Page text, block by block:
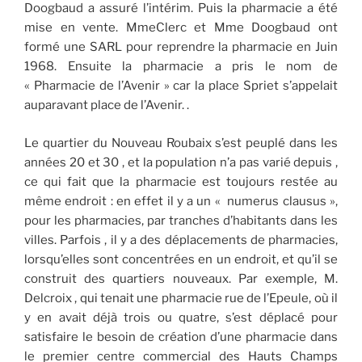
Doogbaud a assuré l’intérim. Puis la pharmacie a été
mise en vente. MmeClerc et Mme Doogbaud ont
formé une SARL pour reprendre la pharmacie en Juin
1968. Ensuite la pharmacie a pris le nom de
« Pharmacie de l’Avenir » car la place Spriet s’appelait
auparavant place de l’Avenir. .
Le quartier du Nouveau Roubaix s’est peuplé dans les
années 20 et 30 , et la population n’a pas varié depuis ,
ce qui fait que la pharmacie est toujours restée au
même endroit : en effet il y a un « numerus clausus »,
pour les pharmacies, par tranches d’habitants dans les
villes. Parfois , il y a des déplacements de pharmacies,
lorsqu’elles sont concentrées en un endroit, et qu’il se
construit des quartiers nouveaux. Par exemple, M.
Delcroix , qui tenait une pharmacie rue de l’Epeule, où il
y en avait déjà trois ou quatre, s’est déplacé pour
satisfaire le besoin de création d’une pharmacie dans
le premier centre commercial des Hauts Champs